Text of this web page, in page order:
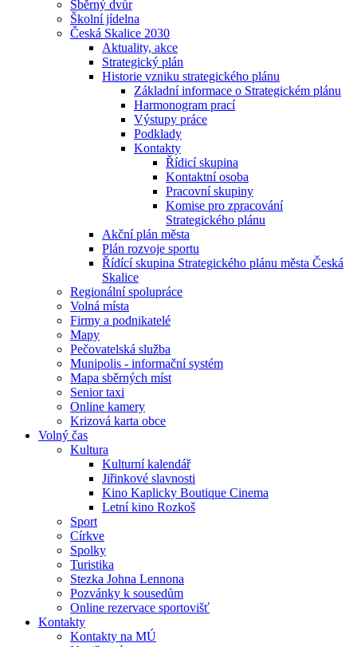
Sběrný dvůr
Školní jídelna
Česká Skalice 2030
Aktuality, akce
Strategický plán
Historie vzniku strategického plánu
Základní informace o Strategickém plánu
Harmonogram prací
Výstupy práce
Podklady
Kontakty
Řídicí skupina
Kontaktní osoba
Pracovní skupiny
Komise pro zpracování
Strategického plánu
Akční plán města
Plán rozvoje sportu
Řídící skupina Strategického plánu města Česká
Skalice
Regionální spolupráce
Volná místa
Firmy a podnikatelé
Mapy
Pečovatelská služba
Munipolis - informační systém
Mapa sběrných míst
Senior taxi
Online kamery
Krizová karta obce
Volný čas
Kultura
Kulturní kalendář
Jiřinkové slavnosti
Kino Kaplicky Boutique Cinema
Letní kino Rozkoš
Sport
Církve
Spolky
Turistika
Stezka Johna Lennona
Pozvánky k sousedům
Online rezervace sportovišť
Kontakty
Kontakty na MÚ